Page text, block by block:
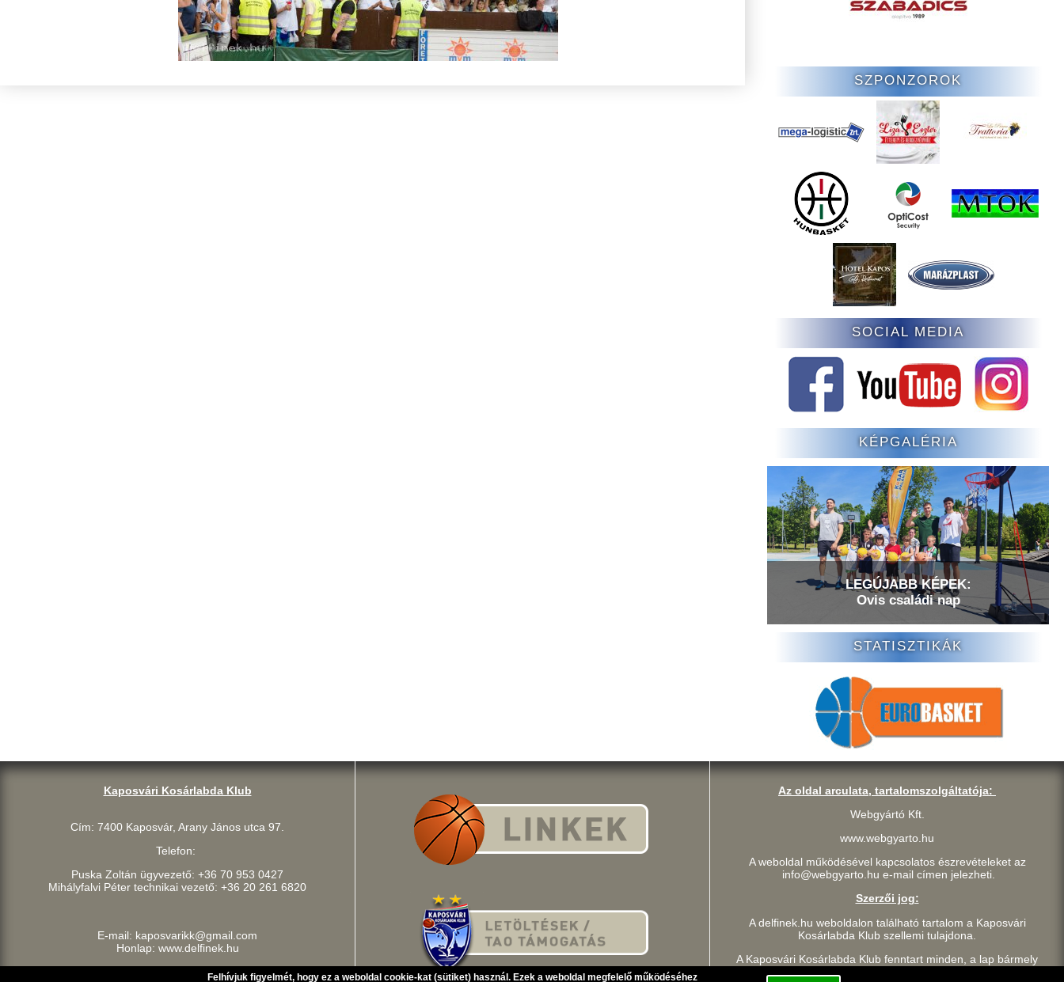
Felhívjuk figyelmét, hogy ez a weboldal cookie-kat (sütiket) használ. Ezek a weboldal megfelelő működéséhez
SZPONZOROK
SOCIAL MEDIA
KÉPGALÉRIA
LEGÚJABB KÉPEK:
Ovis családi nap
STATISZTIKÁK
Kaposvári Kosárlabda Klub
Cím: 7400 Kaposvár, Arany János utca 97.
Telefon:
Puska Zoltán ügyvezető: +36 70 953 0427
Mihályfalvi Péter technikai vezető: +36 20 261 6820
E-mail: kaposvarikk@gmail.com
Honlap: www.delfinek.hu
Az oldal arculata, tartalomszolgáltatója:
Webgyártó Kft.
www.webgyarto.hu
A weboldal működésével kapcsolatos észrevételeket az
info@webgyarto.hu e-mail címen jelezheti.
Szerzői jog:
A delfinek.hu weboldalon található tartalom a Kaposvári
Kosárlabda Klub szellemi tulajdona.
A Kaposvári Kosárlabda Klub fenntart minden, a lap bármely